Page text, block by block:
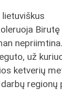
Birutę
už
ketverių
regionų